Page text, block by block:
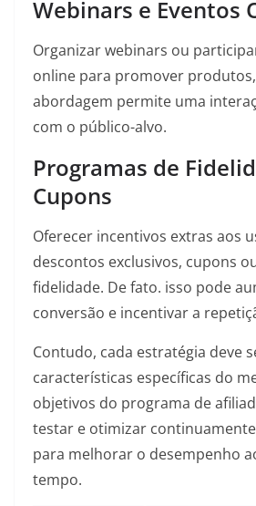
Webinars e Eventos
Organizar webinars ou
online para promover
abordagem permite uma
com o público-alvo.
Programas de
Cupons
Oferecer incentivos extras aos
descontos exclusivos, cupons
fidelidade. De fato. isso pode
conversão e incentivar a
Contudo, cada estratégia deve
características específicas do
objetivos do programa de
testar e otimizar
para melhorar o desempenho
tempo.